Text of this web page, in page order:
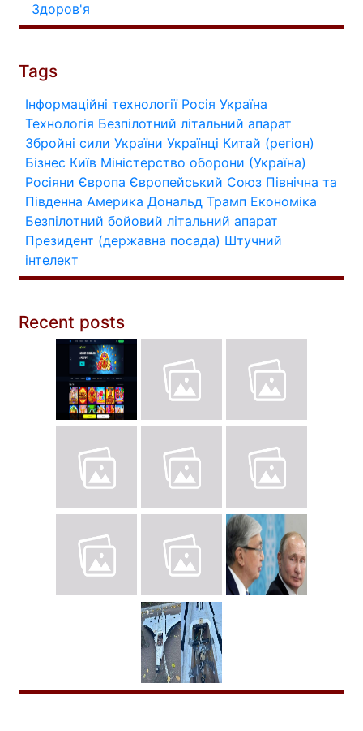
Здоров'я
Tags
Інформаційні технології Росія Україна
Технологія Безпілотний літальний апарат
Збройні сили України Українці Китай (регіон)
Бізнес Київ Міністерство оборони (Україна)
Росіяни Європа Європейський Союз Північна та
Південна Америка Дональд Трамп Економіка
Безпілотний бойовий літальний апарат
Президент (державна посада) Штучний
інтелект
Recent posts